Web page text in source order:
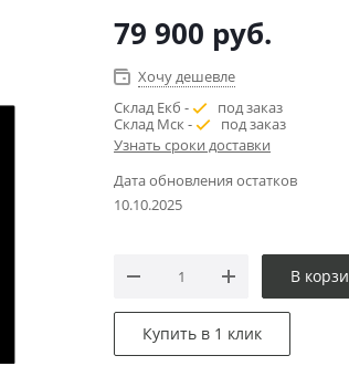
79 900 руб.
Хочу дешевле
Склад Екб -
под заказ
Склад Мск -
под заказ
Узнать сроки доставки
Дата обновления остатков
10.10.2025
В
Купить в 1 клик